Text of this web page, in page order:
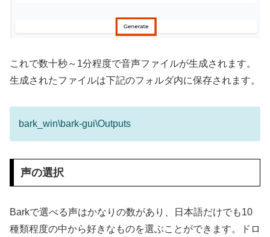
これで数十秒～1分程度で音声ファイルが生成されます。
生成されたファイルは下記のフォルダ内に保存されます。
bark_win\bark-gui\Outputs
声の選択
Barkで選べる声はかなりの数があり、日本語だけでも10
種類程度の中から好きなものを選ぶことができます。ドロ